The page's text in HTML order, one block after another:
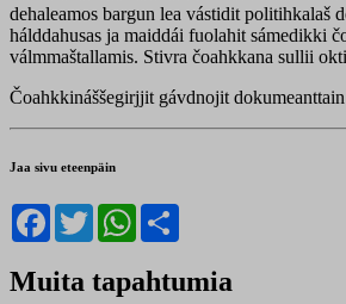
dehaleamos bargun lea vástidit politihkalaš
hálddahusas ja maiddái fuolahit sámedikki
válmmaštallamis. Stivra čoahkkana sullii
Čoahkkináššegirjjit gávdnojit dokumeanttain
Jaa sivu eteenpäin
Facebook
TwitterWhatsApp
Muita tapahtumia